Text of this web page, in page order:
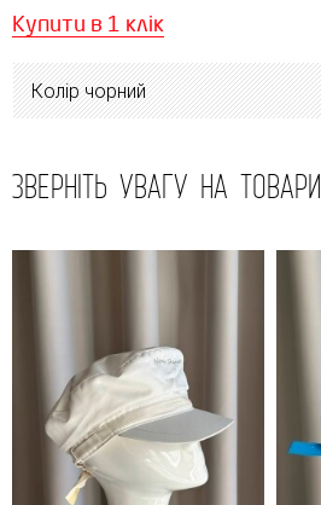
Купити в 1 клік
Колір чорний
ЗВЕРНІТЬ УВАГУ НА ТОВАРИ